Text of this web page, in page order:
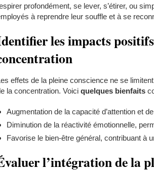
profondément, se lever, s’étirer, ou
à reprendre leur souffle et à se
les impacts
effets de la pleine conscience ne se
la concentration. Voici quelques bienfaits
Augmentation de la capacité d’attention et
Diminution de la réactivité émotionnelle,
Favorise le bien-être général, contribuant à
l’intégration de la